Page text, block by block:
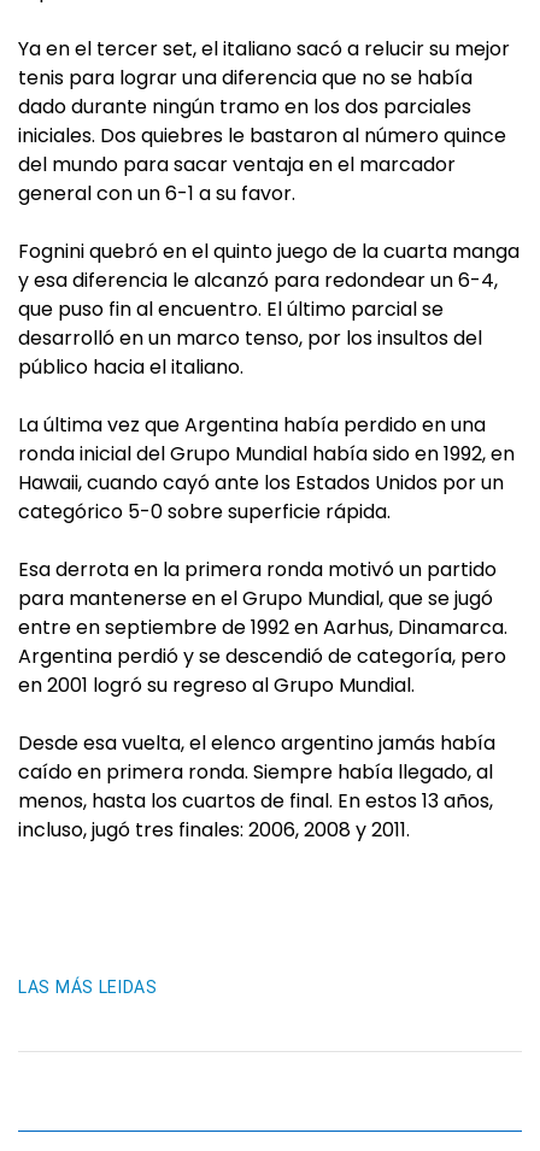
Ya en el tercer set, el italiano sacó a relucir su mejor
tenis para lograr una diferencia que no se había
dado durante ningún tramo en los dos parciales
iniciales. Dos quiebres le bastaron al número quince
del mundo para sacar ventaja en el marcador
general con un 6-1 a su favor.
Fognini quebró en el quinto juego de la cuarta manga
y esa diferencia le alcanzó para redondear un 6-4,
que puso fin al encuentro. El último parcial se
desarrolló en un marco tenso, por los insultos del
público hacia el italiano.
La última vez que Argentina había perdido en una
ronda inicial del Grupo Mundial había sido en 1992, en
Hawaii, cuando cayó ante los Estados Unidos por un
categórico 5-0 sobre superficie rápida.
Esa derrota en la primera ronda motivó un partido
para mantenerse en el Grupo Mundial, que se jugó
entre en septiembre de 1992 en Aarhus, Dinamarca.
Argentina perdió y se descendió de categoría, pero
en 2001 logró su regreso al Grupo Mundial.
Desde esa vuelta, el elenco argentino jamás había
caído en primera ronda. Siempre había llegado, al
menos, hasta los cuartos de final. En estos 13 años,
incluso, jugó tres finales: 2006, 2008 y 2011.
LAS MÁS LEIDAS